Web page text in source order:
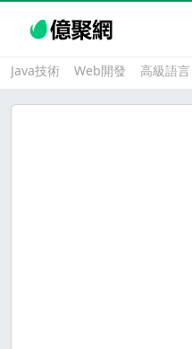
Java技術 Web開發 高級語言